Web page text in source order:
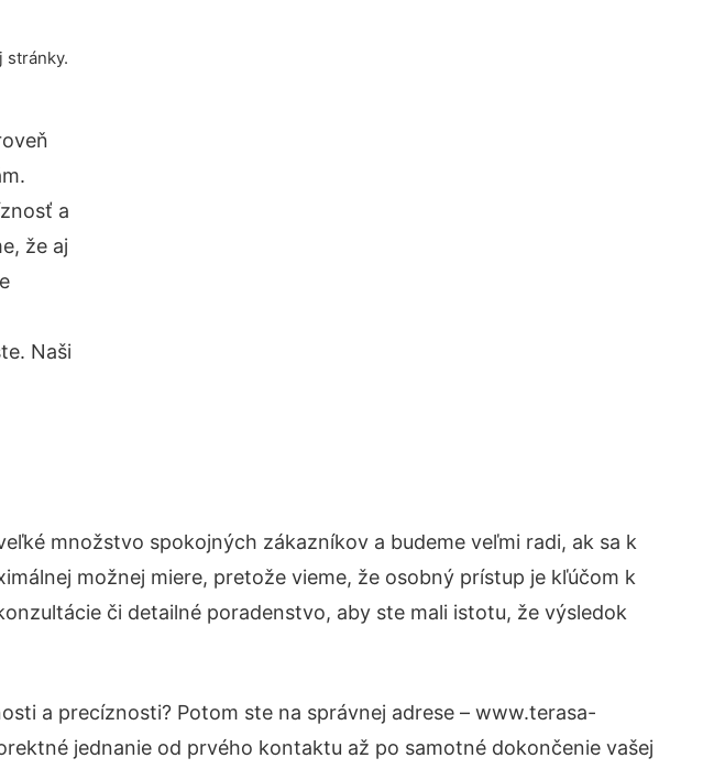
stránky.
a
že aj
Naši
množstvo spokojných zákazníkov a budeme veľmi radi, ak sa k
možnej miere, pretože vieme, že osobný prístup je kľúčom k
či detailné poradenstvo, aby ste mali istotu, že výsledok
a precíznosti? Potom ste na správnej adrese – www.terasa-
jednanie od prvého kontaktu až po samotné dokončenie vašej